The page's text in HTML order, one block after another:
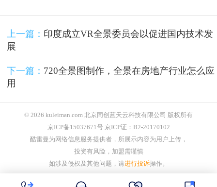
上一篇： 印度成立VR全景委员会以促进国内技术发
展
下一篇： 720全景图制作，全景在房地产行业怎么应
用
© 2026 kuleiman.com 北京同创蓝天云科技有限公司 版权所有
京ICP备15037671号 京ICP证：B2-20170102
酷雷曼为网络信息服务提供者，所展示内容为用户上传，
投资有风险，加盟需谨慎
如涉及侵权及其他问题，请进行投诉操作。